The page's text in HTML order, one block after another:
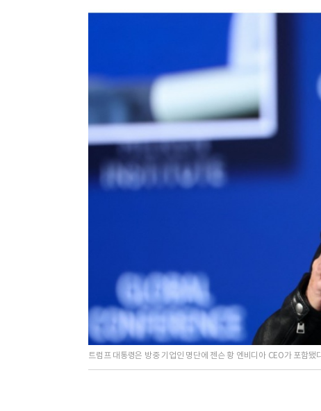
트럼프 대통령은 방중 기업인 명단에 젠슨 황 엔비디아 CEO가 포함됐